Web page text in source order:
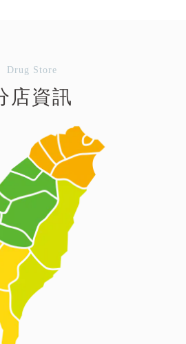
Drug Store
店資訊